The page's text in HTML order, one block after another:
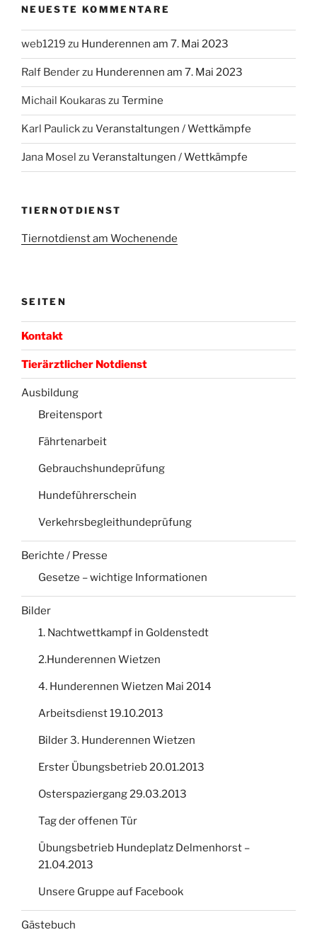
NEUESTE KOMMENTARE
web1219 zu Hunderennen am 7. Mai 2023
Ralf Benderzu Hunderennen am 7. Mai 2023
Michail Koukaras zu Termine
Karl Paulickzu Veranstaltungen / Wettkämpfe
Jana Mosel zu Veranstaltungen / Wettkämpfe
TIERNOTDIENST
Tiernotdienst am Wochenende
SEITEN
Kontakt
Tierärztlicher Notdienst
Ausbildung
Breitensport
Fährtenarbeit
Gebrauchshundeprüfung
Hundeführerschein
Verkehrsbegleithundeprüfung
Berichte / Presse
Gesetze – wichtige Informationen
Bilder
1. Nachtwettkampf in Goldenstedt
2.Hunderennen Wietzen
4. Hunderennen Wietzen Mai 2014
Arbeitsdienst 19.10.2013
Bilder 3. Hunderennen Wietzen
Erster Übungsbetrieb 20.01.2013
Osterspaziergang 29.03.2013
Tag der offenen Tür
Übungsbetrieb Hundeplatz Delmenhorst –
21.04.2013
Unsere Gruppe auf Facebook
Gästebuch